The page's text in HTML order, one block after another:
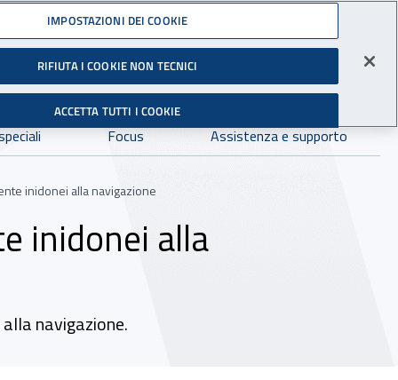
Infortuni sul Lavoro
Facebook - Sito esterno - Apertura in nuova finestra
X- Sito esterno - Apertura in nuova finestra
Instagram - Sito esterno - Apertura in
Linkedin - Sito esterno -
Youtube - Sito esterno -
Tiktok - SitoSpreaker -
Dove cercare:
Focus Assistenza e supporto
inidonei alla navigazione
inidonei alla
navigazione.
IMPOSTAZIONI DEI COOKIE
RIFIUTA I COOKIE NON TECNICI
ACCETTA TUTTI I COOKIE